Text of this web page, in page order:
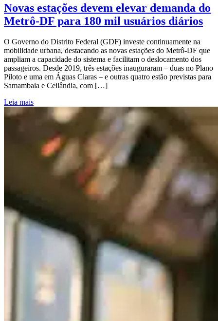
Novas estações devem elevar demanda do
Metrô-DF para 180 mil usuários diários
O Governo do Distrito Federal (GDF) investe continuamente na
mobilidade urbana, destacando as novas estações do Metrô-DF que
ampliam a capacidade do sistema e facilitam o deslocamento dos
passageiros. Desde 2019, três estações inauguraram – duas no Plano
Piloto e uma em Águas Claras – e outras quatro estão previstas para
Samambaia e Ceilândia, com […]
Leia mais